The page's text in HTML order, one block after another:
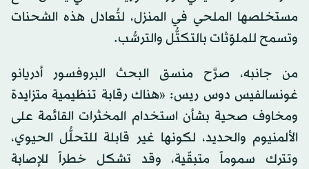
مستخلصها الملحي في المنزل، لتُعادل هذه الشحنات
وتسمح للملوّثات بالتكتُّل والترسُّب.
من جانبه، صرَّح منسق البحث البروفسور أدريانو
غونسالفيس دوس ريس: «هناك رقابة تنظيمية متزايدة
ومخاوف صحية بشأن استخدام المخثرات القائمة على
الألمنيوم والحديد، لكونها غير قابلة للتحلُّل الحيوي،
وتترك سموماً متبقّية، وقد تشكل خطراً للإصابة